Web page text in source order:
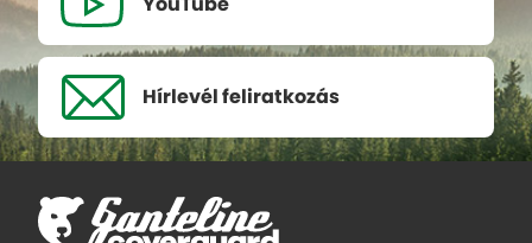
YouTube
Hírlevél feliratkozás